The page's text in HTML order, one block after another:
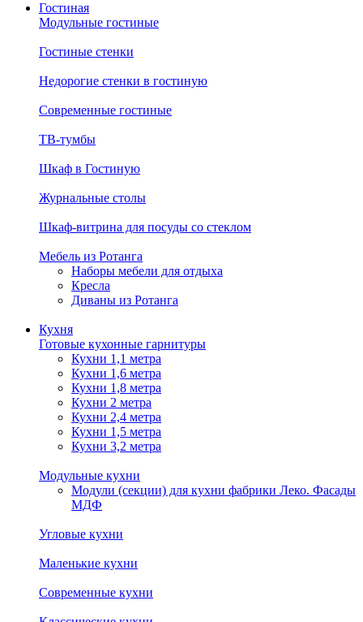
Гостиная
Модульные гостиные
Гостиные стенки
Недорогие стенки в гостиную
Современные гостиные
ТВ-тумбы
Шкаф в Гостиную
Журнальные столы
Шкаф-витрина для посуды со стеклом
Мебель из Ротанга
Наборы мебели для отдыха
Кресла
Диваны из Ротанга
Кухня
Готовые кухонные гарнитуры
Кухни 1,1 метра
Кухни 1,6 метра
Кухни 1,8 метра
Кухни 2 метра
Кухни 2,4 метра
Кухни 1,5 метра
Кухни 3,2 метра
Модульные кухни
Модули (секции) для кухни фабрики Леко. Фасады
МДФ
Угловые кухни
Маленькие кухни
Современные кухни